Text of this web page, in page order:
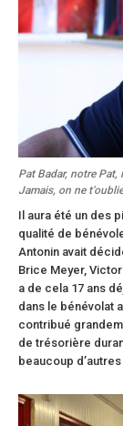
Pat Badar, notre
Jamais, on ne
Il aura été un des
qualité de
Antonin avait
Brice Meyer,
a de cela 17 ans
dans le bénévolat
contribué
de trésorière
beaucoup